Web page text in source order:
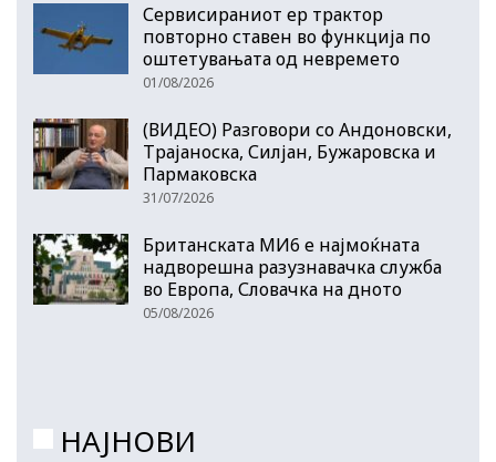
Сервисираниот ер трактор
повторно ставен во функција по
оштетувањата од невремето
01/08/2026
(ВИДЕО) Разговори со Андоновски,
Трајаноска, Силјан, Бужаровска и
Пармаковска
31/07/2026
Британската МИ6 е најмоќната
надворешна разузнавачка служба
во Европа, Словачка на дното
05/08/2026
НАЈНОВИ